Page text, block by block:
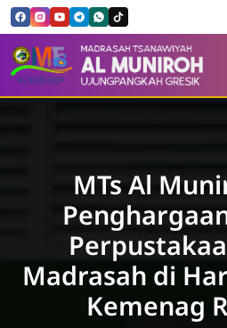
Skip to Content
MTs. Al Muniroh
MTs Al
Madrasah di
Kemenag